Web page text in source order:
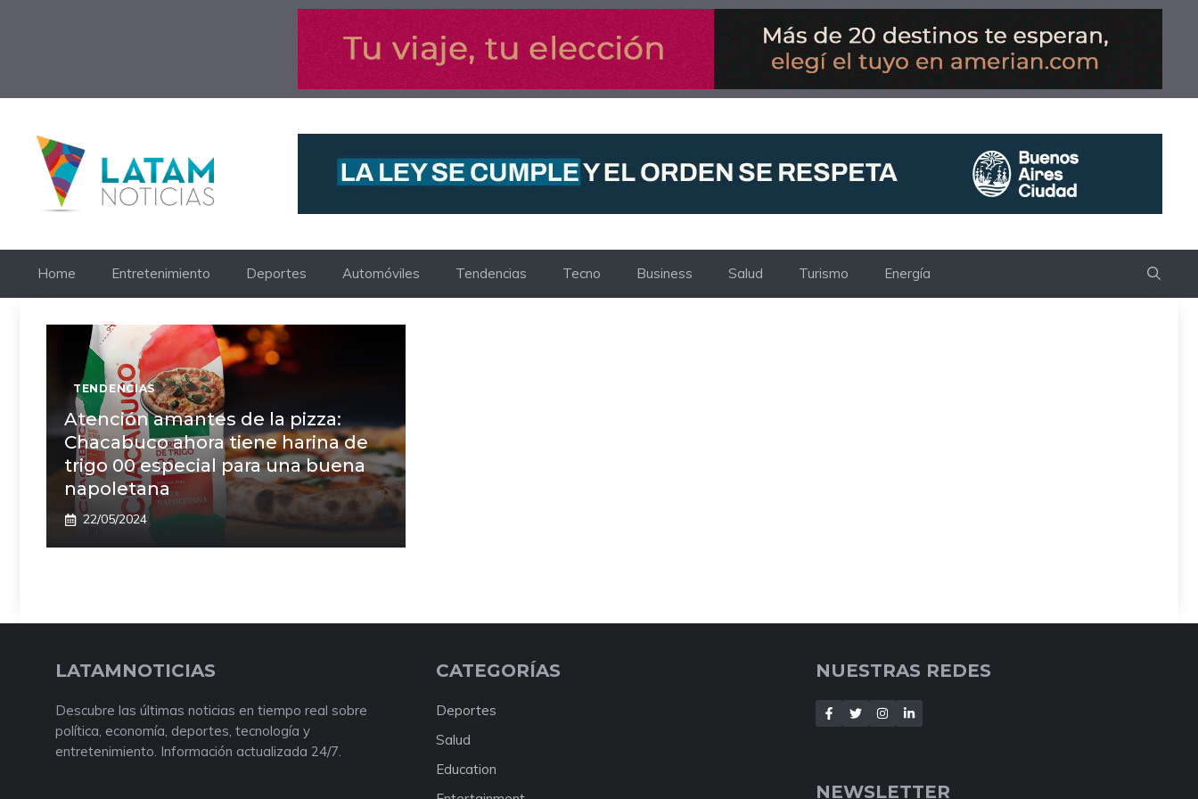
Home Entretenimiento Deportes Automóviles Tendencias Tecno Business Salud Turismo Energía
TENDENCIAS
Atención amantes de la pizza:
Chacabuco ahora tiene harina de
trigo 00 especial para una buena
napoletana
22/05/2024
LATAMNOTICIAS
Descubre las últimas noticias en tiempo real sobre
política, economía, deportes, tecnología y
entretenimiento. Información actualizada 24/7.
CATEGORÍAS
Deportes
Salud
Education
NUESTRAS REDES
NEWSLETTER